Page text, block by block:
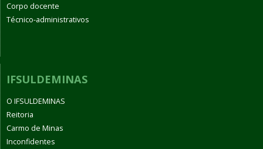
Corpo docente
Técnico-administrativos
IFSULDEMINAS
O IFSULDEMINAS
Reitoria
Carmo de Minas
Inconfidentes